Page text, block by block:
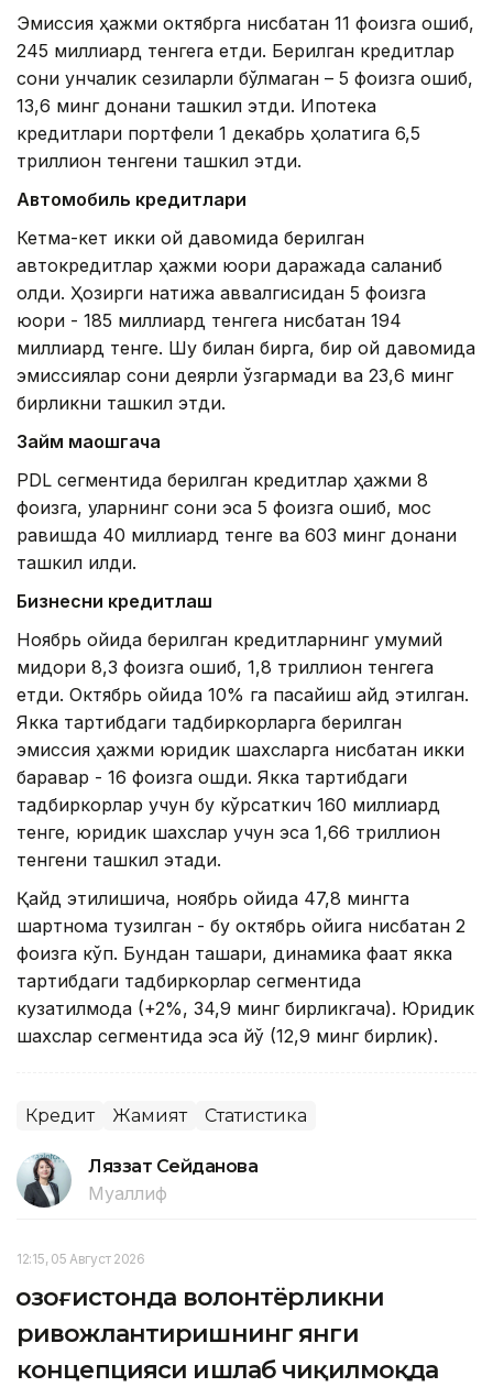
Эмиссия ҳажми октябрга нисбатан 11 фоизга ошиб,
245 миллиард тенгега етди. Берилган кредитлар
сони унчалик сезиларли бўлмаган – 5 фоизга ошиб,
13,6 минг донани ташкил этди. Ипотека
кредитлари портфели 1 декабрь ҳолатига 6,5 ​​
триллион тенгени ташкил этди.
Автомобиль кредитлари
Кетма-кет икки ой давомида берилган
автокредитлар ҳажми юқори даражада сақланиб
қолди. Ҳозирги натижа аввалгисидан 5 фоизга
юқори - 185 миллиард тенгега нисбатан 194
миллиард тенге. Шу билан бирга, бир ой давомида
эмиссиялар сони деярли ўзгармади ва 23,6 минг
бирликни ташкил этди.
Займ маошгача
PDL сегментида берилган кредитлар ҳажми 8
фоизга, уларнинг сони эса 5 фоизга ошиб, мос
равишда 40 миллиард тенге ва 603 минг донани
ташкил қилди.
Бизнесни кредитлаш
Ноябрь ойида берилган кредитларнинг умумий
миқдори 8,3 фоизга ошиб, 1,8 триллион тенгега
етди. Октябрь ойида 10% га пасайиш қайд этилган.
Якка тартибдаги тадбиркорларга берилган
эмиссия ҳажми юридик шахсларга нисбатан икки
баравар - 16 фоизга ошди. Якка тартибдаги
тадбиркорлар учун бу кўрсаткич 160 миллиард
тенге, юридик шахслар учун эса 1,66 триллион
тенгени ташкил этади.
Қайд этилишича, ноябрь ойида 47,8 мингта
шартнома тузилган - бу октябрь ойига нисбатан 2
фоизга кўп. Бундан ташқари, динамика фақат якка
тартибдаги тадбиркорлар сегментида
кузатилмоқда (+2%, 34,9 минг бирликгача). Юридик
шахслар сегментида эса йўқ (12,9 минг бирлик).
Кредит Жамият Статистика
Ляззат Сейданова
Муаллиф
12:15, 05 Август 2026
Қозоғистонда волонтёрликни
ривожлантиришнинг янги
концепцияси ишлаб чиқилмоқда